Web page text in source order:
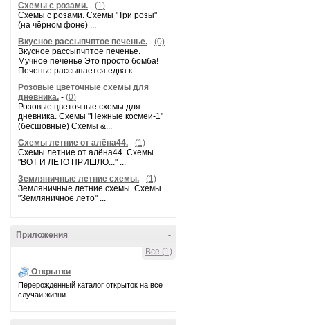
Схемы с розами. - (1)
Схемы с розами. Схемы "Три розы"
(на чёрном фоне) ...
Вкусное рассыпчптое печенье. - (0)
Вкусное рассыпчптое печенье.
Мучное печенье Это просто бомба!
Печенье рассыпается едва к...
Розовые цветочные схемы для
дневника. - (0)
Розовые цветочные схемы для
дневника. Схемы "Нежные космеи-1"
(бесшовные) Схемы &...
Схемы летние от алёна44. - (1)
Схемы летние от алёна44. Схемы
"ВОТ И ЛЕТО ПРИШЛО..." ...
Земляничные летние схемы. - (1)
Земляничные летние схемы. Схемы
"Земляничное лето" ...
-
Приложения
Все (1)
Открытки
Перерожденный каталог открыток на все
случаи жизни